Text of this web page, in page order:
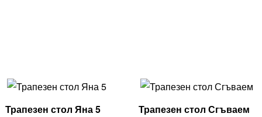
Трапезен стол Яна 5 Трапезен стол Сгъваем